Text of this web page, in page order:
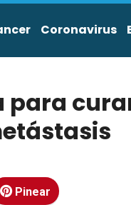
Coronavirus
Pinear